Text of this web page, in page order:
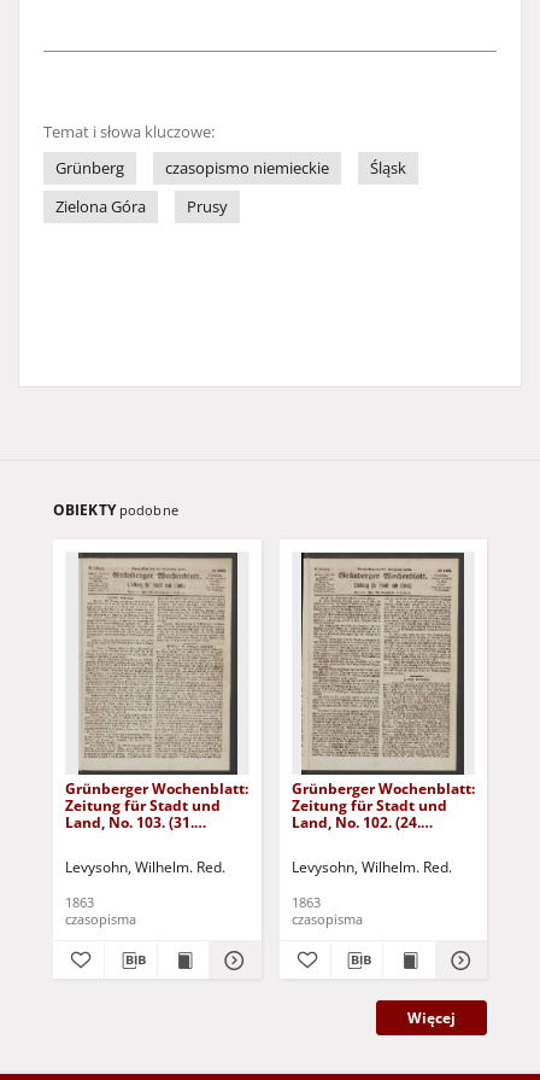
Temat i słowa kluczowe:
Grünberg
czasopismo niemieckie
Śląsk
Zielona Góra
Prusy
OBIEKTY podobne
Grünberger Wochenblatt:
Zeitung für Stadt und
Land, No. 103. (31.
Levysohn, Wilhelm. Red.
1863
czasopisma
Grünberger Wochenblatt:
Zeitung für Stadt und
Land, No. 102. (24.
Levysohn, Wilhelm. Red.
1863
czasopisma
Więcej